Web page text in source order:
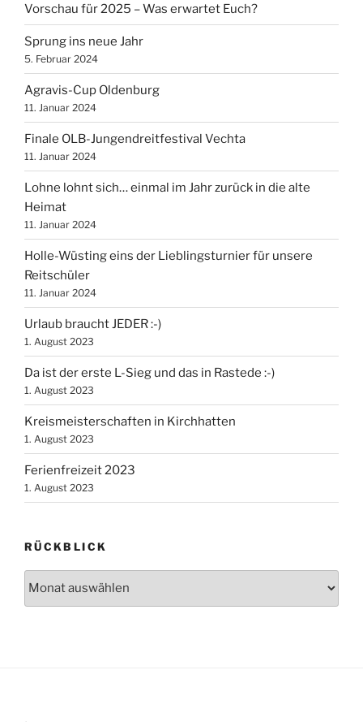
Vorschau für 2025 – Was erwartet Euch?
Sprung ins neue Jahr
5. Februar 2024
Agravis-Cup Oldenburg
11. Januar 2024
Finale OLB-Jungendreitfestival Vechta
11. Januar 2024
Lohne lohnt sich… einmal im Jahr zurück in die alte
Heimat
11. Januar 2024
Holle-Wüsting eins der Lieblingsturnier für unsere
Reitschüler
11. Januar 2024
Urlaub braucht JEDER :-)
1. August 2023
Da ist der erste L-Sieg und das in Rastede :-)
1. August 2023
Kreismeisterschaften in Kirchhatten
1. August 2023
Ferienfreizeit 2023
1. August 2023
RÜCKBLICK